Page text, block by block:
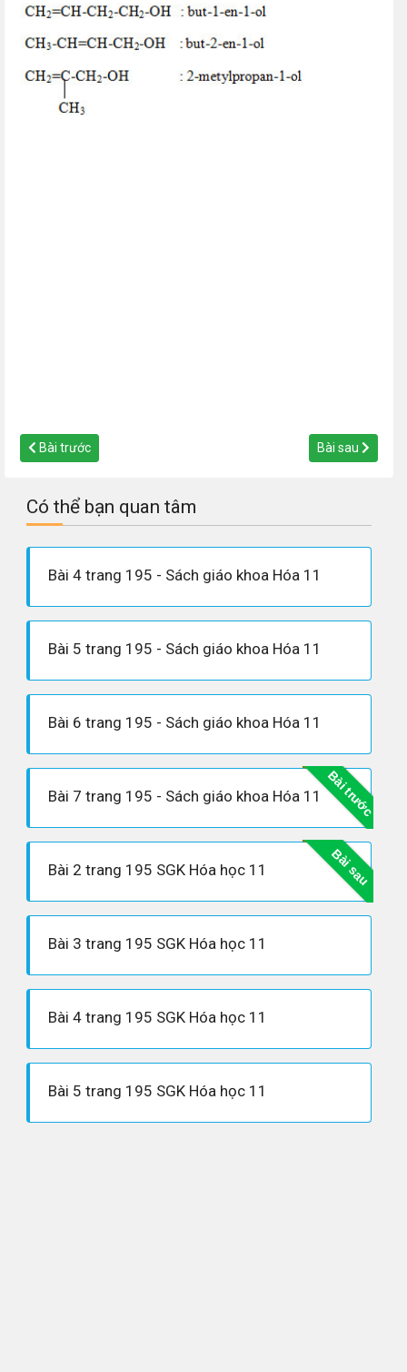
Bài trước Bài sau
Có thể bạn quan tâm
Bài 4 trang 195 - Sách giáo khoa Hóa 11
Bài 5 trang 195 - Sách giáo khoa Hóa 11
Bài 6 trang 195 - Sách giáo khoa Hóa 11
Bài trước
Bài 7 trang 195 - Sách giáo khoa Hóa 11
Bài sau
Bài 2 trang 195 SGK Hóa học 11
Bài 3 trang 195 SGK Hóa học 11
Bài 4 trang 195 SGK Hóa học 11
Bài 5 trang 195 SGK Hóa học 11